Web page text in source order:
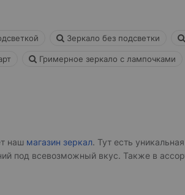
Зеркало без подсветки
Гримерное зеркало с лампочками
наш магазин зеркал. Тут есть
под всевозможный вкус. Также в